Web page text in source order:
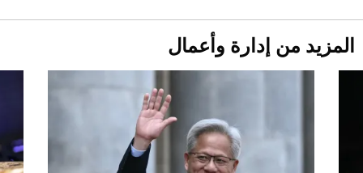
المزيد من إدارة وأعمال